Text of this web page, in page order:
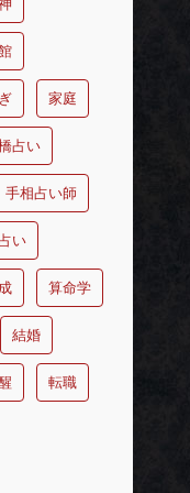
家庭
占い
手相占い師
い
算命学
結婚
転職